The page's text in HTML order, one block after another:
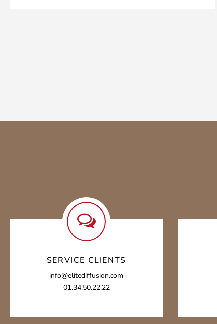
SERVICE CLIENTS
info@elitediffusion.com
01.34.50.22.22